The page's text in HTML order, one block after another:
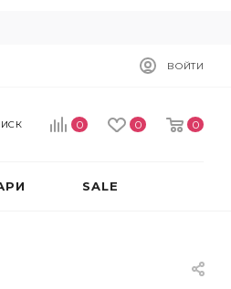
ВОЙТИ
0 0 0
SALE